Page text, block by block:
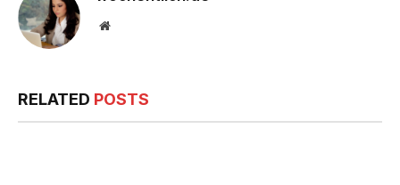
Website
RELATED POSTS